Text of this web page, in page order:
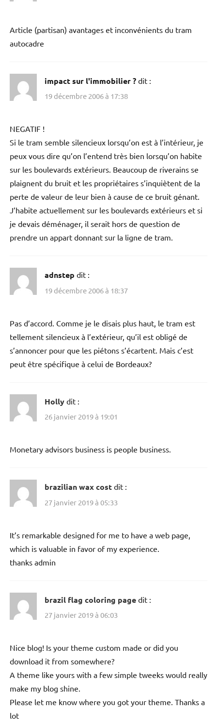
Article (partisan) avantages et inconvénients du tram
autocadre
impact sur l'immobilier ? dit :
19 décembre 2006 à 17:38
NEGATIF !
Si le tram semble silencieux lorsqu’on est à l’intérieur, je
peux vous dire qu’on l’entend très bien lorsqu’on habite
sur les boulevards extérieurs. Beaucoup de riverains se
plaignent du bruit et les propriétaires s’inquiètent de la
perte de valeur de leur bien à cause de ce bruit génant.
J’habite actuellement sur les boulevards extérieurs et si
je devais déménager, il serait hors de question de
prendre un appart donnant sur la ligne de tram.
adnstep dit :
19 décembre 2006 à 18:37
Pas d’accord. Comme je le disais plus haut, le tram est
tellement silencieux à l’extérieur, qu’il est obligé de
s’annoncer pour que les piétons s’écartent. Mais c’est
peut être spécifique à celui de Bordeaux?
Holly dit :
26 janvier 2019 à 19:01
Monetary advisors business is people business.
brazilian wax cost dit :
27 janvier 2019 à 05:33
It’s remarkable designed for me to have a web page,
which is valuable in favor of my experience.
thanks admin
brazil flag coloring page dit :
27 janvier 2019 à 06:03
Nice blog! Is your theme custom made or did you
download it from somewhere?
A theme like yours with a few simple tweeks would really
make my blog shine.
Please let me know where you got your theme. Thanks a
lot